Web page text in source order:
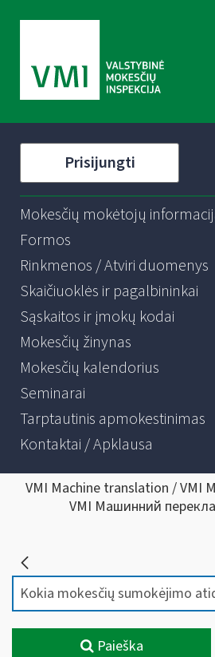
Prisijungti
Mokesčių mokėtojų
Formos
Rinkmenos / Atviri duomenys
Skaičiuoklės ir pagalbininkai
Sąskaitos ir įmokų kodai
Mokesčių žinynas
Mokesčių kalendorius
Seminarai
Tarptautinis apmokestinimas
Kontaktai / Apklausa
VMI Machine translation / VMI
VMI Машинний
Paieška